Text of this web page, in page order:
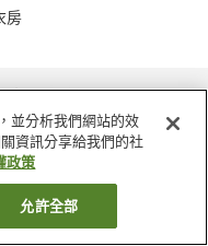
房
壟奇普特拉飯店
並分析我們網站的效
資訊分享給我們的社
政策
允許全部